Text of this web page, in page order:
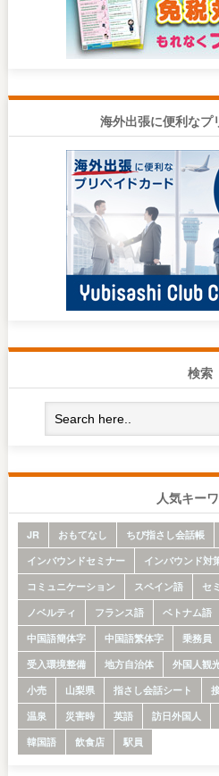
海外出張に便利なプ
検索
人気キー
JR おもてなし ちび指さし会話帳
インバウンドセミナー
インバウンド対
コミュニケーション
スペイン語 セ
ノベルティ
フランス語 ベトナム語
中国語簡体字
中国語繁体字 乗務員
受入環境整備
地方自治体 外国人観
小売
山梨県 指さし会話シート
温泉
災害時 英語 訪日外国人
韓国語
飲食店 駅員